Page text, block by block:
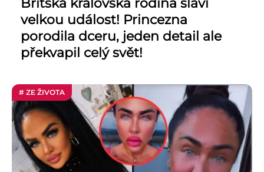
Britská královská rodina slaví
velkou událost! Princezna
porodila dceru, jeden detail ale
překvapil celý svět!
# ZE ŽIVOTA